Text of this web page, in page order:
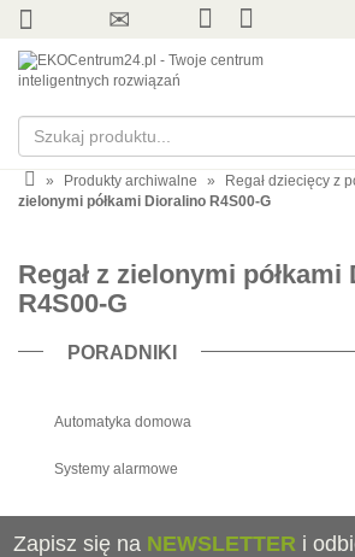
» Produkty archiwalne » Regał dziecięcy z
zielonymi półkami Dioralino R4S00-G
Regał z zielonymi
R4S00-G
PORADNIKI
Automatyka domowa
Systemy alarmowe
Zapisz się na NEWSLETTER i